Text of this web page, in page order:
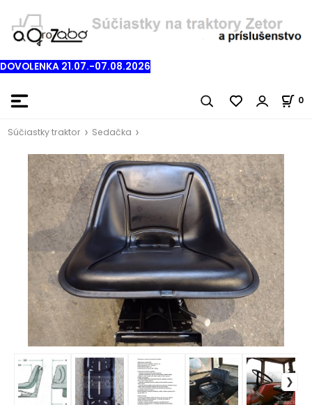
DOVOLENKA 21.07.-07.08.2026
0
Súčiastky traktor Sedačka